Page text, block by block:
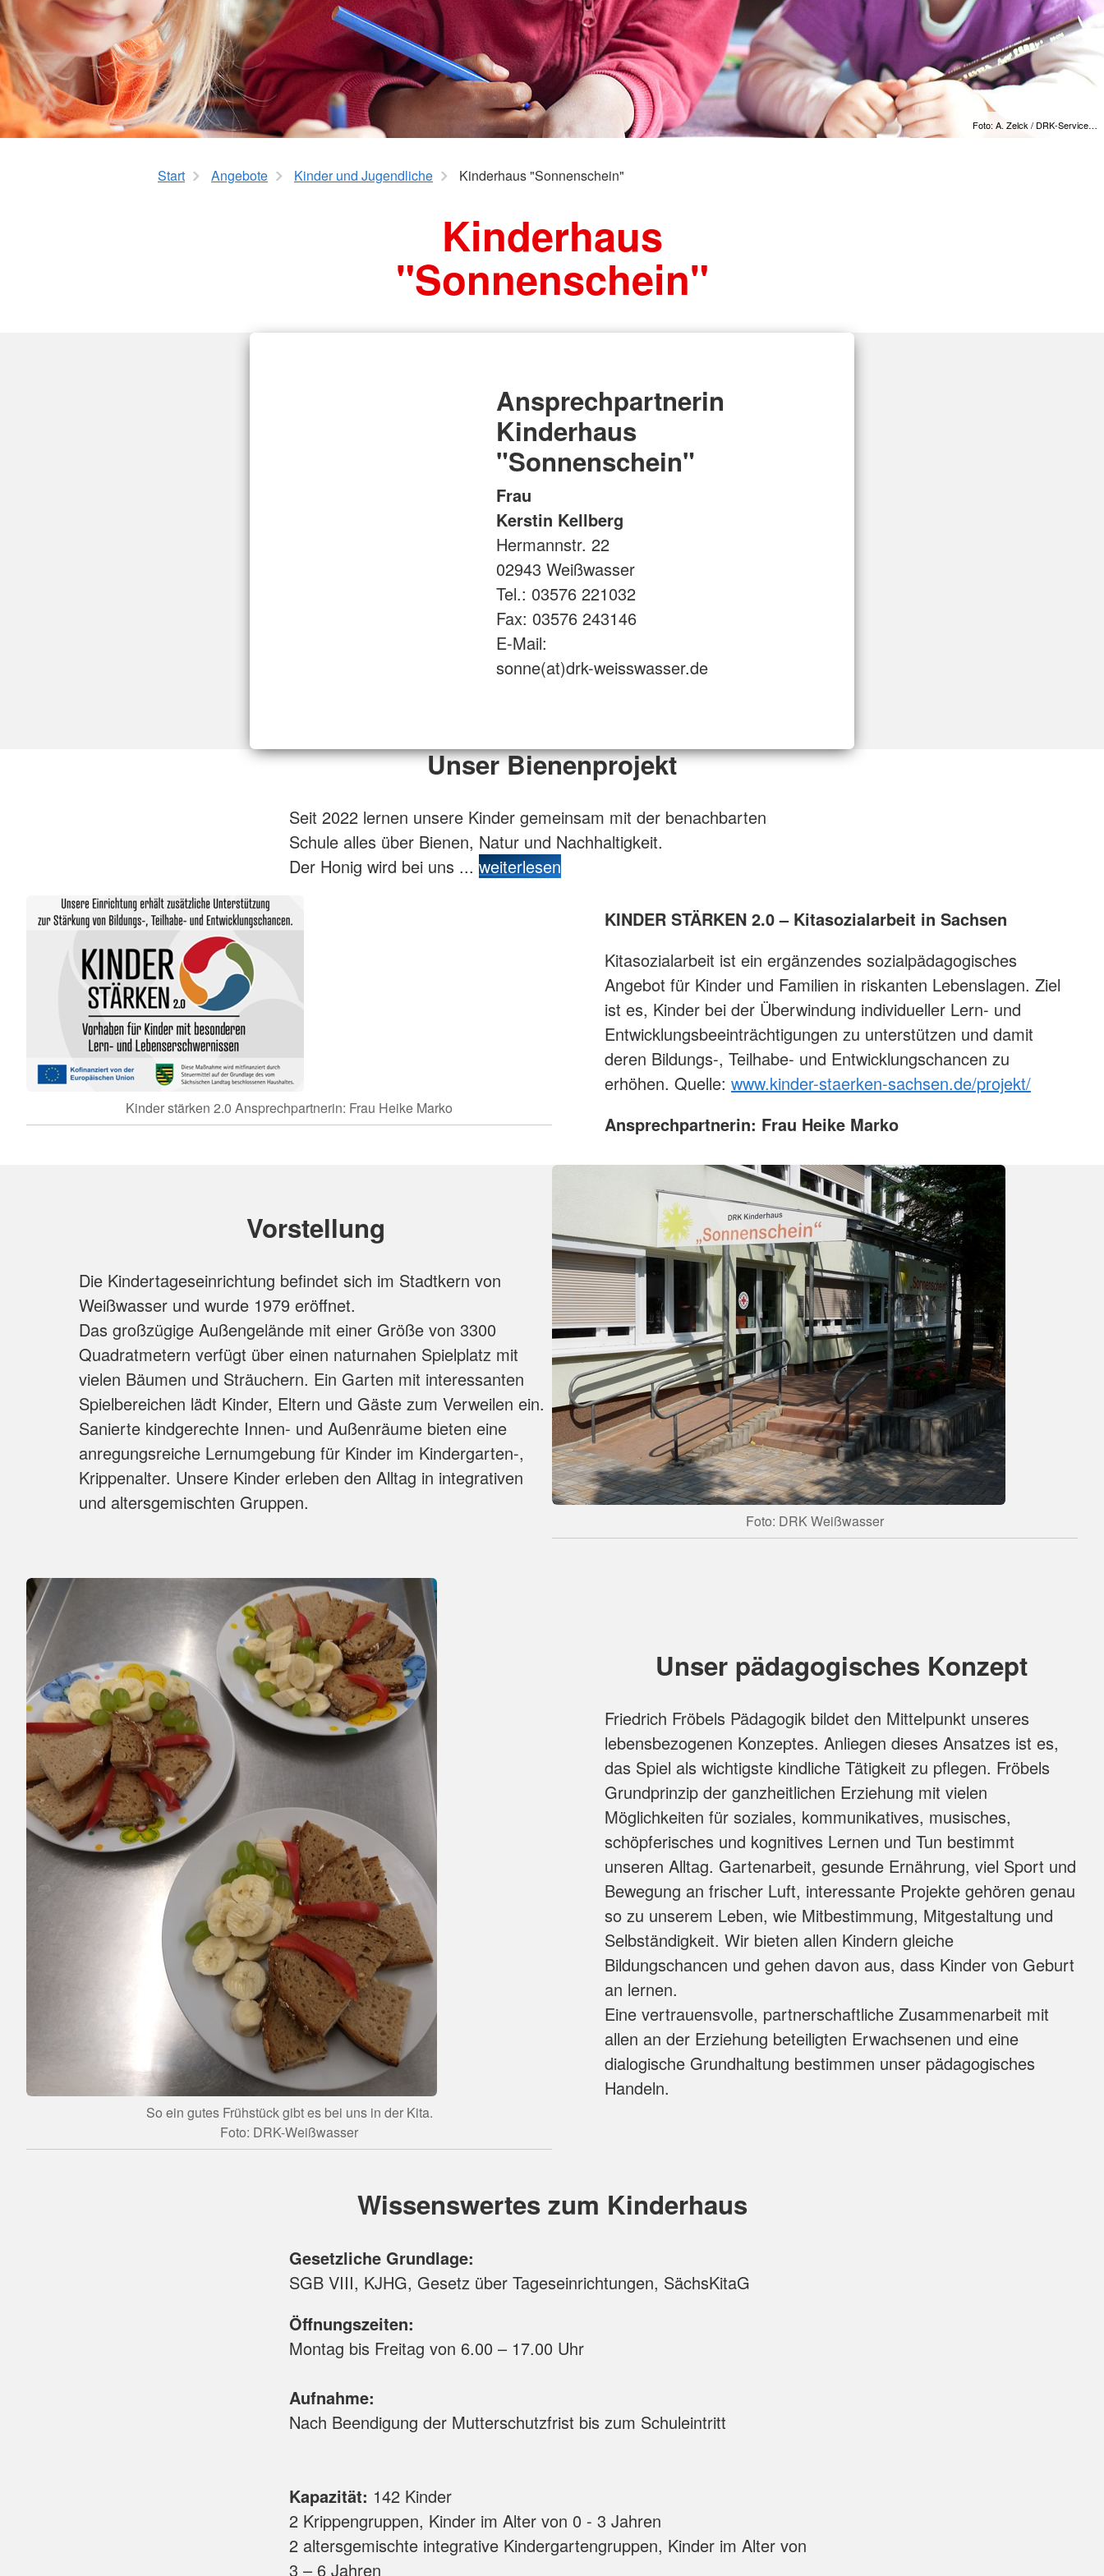
Foto: A. Zelck / DRK-Service…
Start Angebote Kinder und Jugendliche Kinderhaus "Sonnenschein"
Kinderhaus
"Sonnenschein"
Ansprechpartnerin
Kinderhaus
"Sonnenschein"
Frau
Kerstin Kellberg
Hermannstr. 22
02943 Weißwasser
Tel.: 03576 221032
Fax: 03576 243146
E-Mail:
sonne(at)drk-weisswasser.de
Unser Bienenprojekt
Seit 2022 lernen unsere Kinder gemeinsam mit der benachbarten
Schule alles über Bienen, Natur und Nachhaltigkeit.
Der Honig wird bei uns ... weiterlesen
Kinder stärken 2.0 Ansprechpartnerin: Frau Heike Marko
KINDER STÄRKEN 2.0 – Kitasozialarbeit in Sachsen
Kitasozialarbeit ist ein ergänzendes sozialpädagogisches
Angebot für Kinder und Familien in riskanten Lebenslagen. Ziel
ist es, Kinder bei der Überwindung individueller Lern- und
Entwicklungsbeeinträchtigungen zu unterstützen und damit
deren Bildungs-, Teilhabe- und Entwicklungschancen zu
erhöhen. Quelle: www.kinder-staerken-sachsen.de/projekt/
Ansprechpartnerin: Frau Heike Marko
Foto: DRK Weißwasser
Vorstellung
Die Kindertageseinrichtung befindet sich im Stadtkern von
Weißwasser und wurde 1979 eröffnet.
Das großzügige Außengelände mit einer Größe von 3300
Quadratmetern verfügt über einen naturnahen Spielplatz mit
vielen Bäumen und Sträuchern. Ein Garten mit interessanten
Spielbereichen lädt Kinder, Eltern und Gäste zum Verweilen ein.
Sanierte kindgerechte Innen- und Außenräume bieten eine
anregungsreiche Lernumgebung für Kinder im Kindergarten-,
Krippenalter. Unsere Kinder erleben den Alltag in integrativen
und altersgemischten Gruppen.
So ein gutes Frühstück gibt es bei uns in der Kita.
Foto: DRK-Weißwasser
Unser pädagogisches Konzept
Friedrich Fröbels Pädagogik bildet den Mittelpunkt unseres
lebensbezogenen Konzeptes. Anliegen dieses Ansatzes ist es,
das Spiel als wichtigste kindliche Tätigkeit zu pflegen. Fröbels
Grundprinzip der ganzheitlichen Erziehung mit vielen
Möglichkeiten für soziales, kommunikatives, musisches,
schöpferisches und kognitives Lernen und Tun bestimmt
unseren Alltag. Gartenarbeit, gesunde Ernährung, viel Sport und
Bewegung an frischer Luft, interessante Projekte gehören genau
so zu unserem Leben, wie Mitbestimmung, Mitgestaltung und
Selbständigkeit. Wir bieten allen Kindern gleiche
Bildungschancen und gehen davon aus, dass Kinder von Geburt
an lernen.
Eine vertrauensvolle, partnerschaftliche Zusammenarbeit mit
allen an der Erziehung beteiligten Erwachsenen und eine
dialogische Grundhaltung bestimmen unser pädagogisches
Handeln.
Wissenswertes zum Kinderhaus
Gesetzliche Grundlage:
SGB VIII, KJHG, Gesetz über Tageseinrichtungen, SächsKitaG
Öffnungszeiten:
Montag bis Freitag von 6.00 – 17.00 Uhr
Aufnahme:
Nach Beendigung der Mutterschutzfrist bis zum Schuleintritt
Kapazität: 142 Kinder
2 Krippengruppen, Kinder im Alter von 0 - 3 Jahren
2 altersgemischte integrative Kindergartengruppen, Kinder im Alter von
3 – 6 Jahren